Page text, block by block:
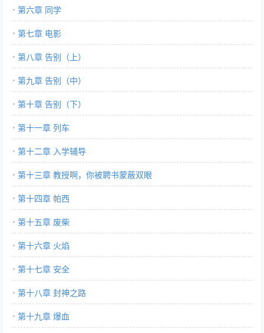
第六章 同学
第七章 电影
第八章 告别（上）
第九章 告别（中）
第十章 告别（下）
第十一章 列车
第十二章 入学辅导
第十三章 教授啊，你被聘书蒙蔽双眼
第十四章 帕西
第十五章 废柴
第十六章 火焰
第十七章 安全
第十八章 封神之路
第十九章 爆血